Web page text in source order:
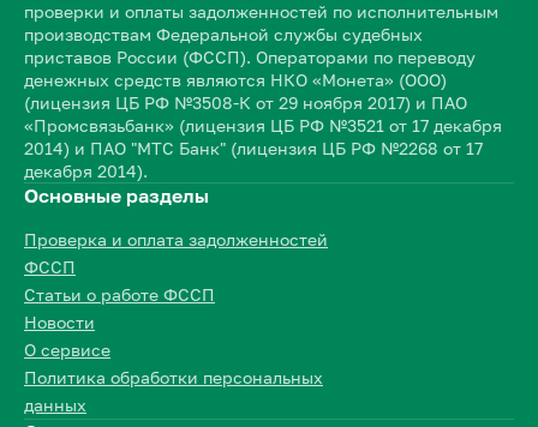
проверки и оплаты задолженностей по исполнительным
производствам Федеральной службы судебных
приставов России (ФССП). Операторами по переводу
денежных средств являются НКО «Монета» (ООО)
(лицензия ЦБ РФ №3508-К от 29 ноября 2017) и ПАО
«Промсвязьбанк» (лицензия ЦБ РФ №3521 от 17 декабря
2014) и ПАО "МТС Банк" (лицензия ЦБ РФ №2268 от 17
декабря 2014).
Основные разделы
Проверка и оплата задолженностей
ФССП
Статьи о работе ФССП
Новости
О сервисе
Политика обработки персональных
данных